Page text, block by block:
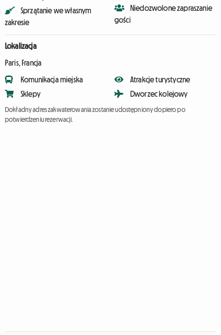
Sprzątanie we własnym
zakresie
Niedozwolone zapraszanie
gości
Lokalizacja
Paris, Francja
Komunikacja miejska
Sklepy
Atrakcje turystyczne
Dworzec kolejowy
Dokładny adres zakwaterowania zostanie udostępniony dopiero po
potwierdzeniu rezerwacji.